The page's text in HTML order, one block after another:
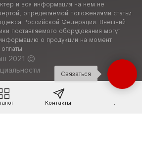
Контакты
и вся информация на нем не
определяемой положениями статьи
Российской Федерации. Внешний
поставляемого оборудования могут
информацию о продукции на момент
2021 ©
Связаться